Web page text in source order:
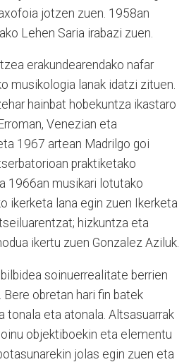
jotzen zuen. 1958an
Lehen Saria irabazi zuen.
erakundearendako nafar
musikologia lanak idatzi zituen.
hainbat hobekuntza ikastaro
Venezian eta
1967 artean Madrilgo goi
praktiketako
1966an musikari lotutako
ikerketa lana egin zuen Ikerketa
hizkuntza eta
ikertu zuen Gonzalez Aziluk.
soinuerrealitate berrien
Bere obretan hari fin batek
tonala eta atonala. Altsasuarrak
objektiboekin eta elementu
jolas egin zuen eta